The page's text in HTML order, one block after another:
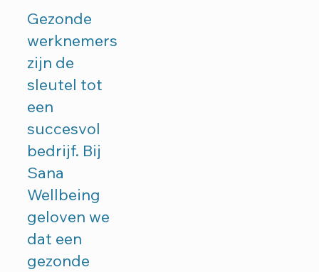
Gezonde
werknemers
zijn de
sleutel tot
een
succesvol
bedrijf. Bij
Sana
Wellbeing
geloven we
dat een
gezonde